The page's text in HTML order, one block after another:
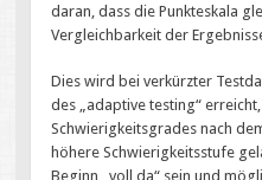
daran, dass die Punkteskala
Vergleichbarkeit der
Dies wird bei verkürzter
des „adaptive testing“
Schwierigkeitsgrades nach
höhere Schwierigkeitsstufe
Beginn „voll da“ sein und